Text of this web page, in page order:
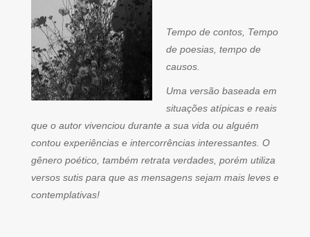
Tempo de contos, Tempo
de poesias, tempo de
causos.
Uma versão baseada em
situações atípicas e reais
que o autor vivenciou durante a sua vida ou alguém
contou experiências e intercorrências interessantes. O
gênero poético, também retrata verdades, porém utiliza
versos sutis para que as mensagens sejam mais leves e
contemplativas!